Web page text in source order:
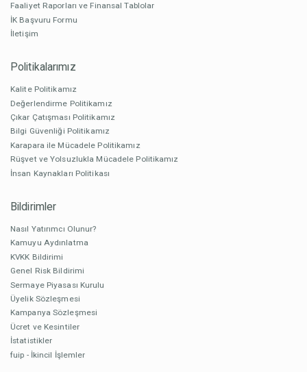
Faaliyet Raporları ve Finansal Tablolar
İK Başvuru Formu
İletişim
Politikalarımız
Kalite Politikamız
Değerlendirme Politikamız
Çıkar Çatışması Politikamız
Bilgi Güvenliği Politikamız
Karapara ile Mücadele Politikamız
Rüşvet ve Yolsuzlukla Mücadele Politikamız
İnsan Kaynakları Politikası
Bildirimler
Nasıl Yatırımcı Olunur?
Kamuyu Aydınlatma
KVKK Bildirimi
Genel Risk Bildirimi
Sermaye Piyasası Kurulu
Üyelik Sözleşmesi
Kampanya Sözleşmesi
Ücret ve Kesintiler
İstatistikler
fuip - İkincil İşlemler